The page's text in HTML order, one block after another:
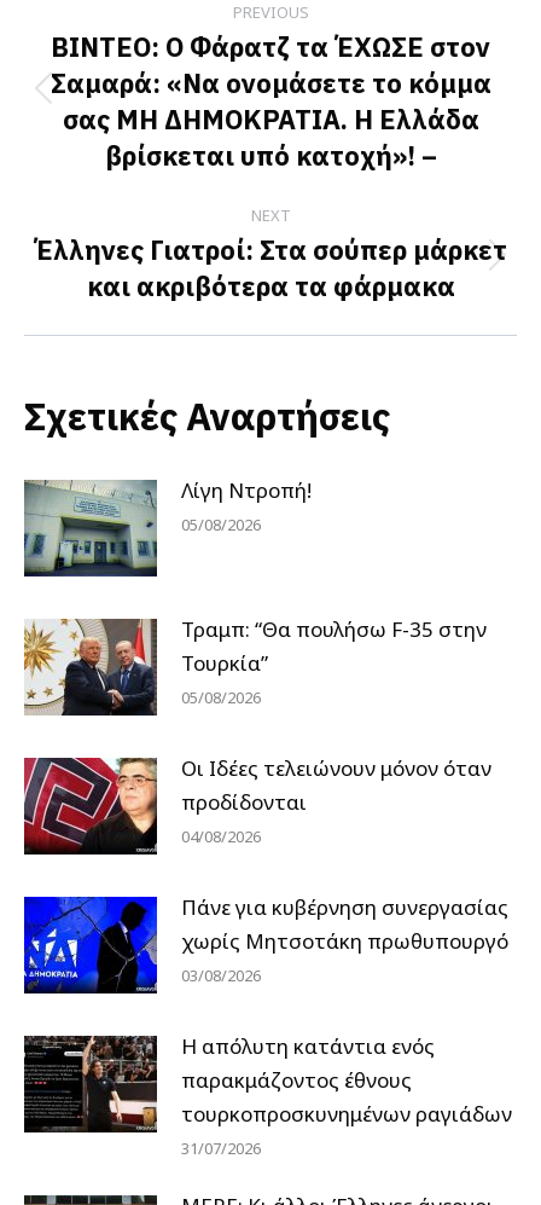
navigation
PREVIOUS
Previous
post:
BINTEO: O Φάρατζ τα ΈΧΩΣΕ στον
Σαμαρά: «Να ονομάσετε το κόμμα
σας ΜΗ ΔΗΜΟΚΡΑΤΙΑ. Η Ελλάδα
βρίσκεται υπό κατοχή»! –
NEXT
Next
post:
Έλληνες Γιατροί: Στα σούπερ μάρκετ
και ακριβότερα τα φάρμακα
Σχετικές Αναρτήσεις
Λίγη Ντροπή!
05/08/2026
Τραμπ: “Θα πουλήσω F-35 στην
Τουρκία”
05/08/2026
Οι Ιδέες τελειώνουν μόνον όταν
προδίδονται
04/08/2026
Πάνε για κυβέρνηση συνεργασίας
χωρίς Μητσοτάκη πρωθυπουργό
03/08/2026
Η απόλυτη κατάντια ενός
παρακμάζοντος έθνους
τουρκοπροσκυνημένων ραγιάδων
31/07/2026